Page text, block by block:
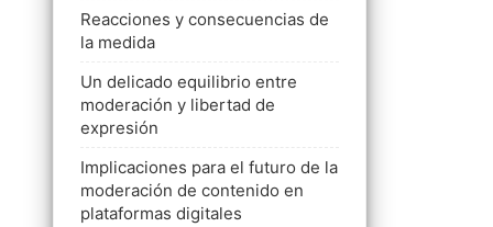
Reacciones y consecuencias de
la medida
Un delicado equilibrio entre
moderación y libertad de
expresión
Implicaciones para el futuro de la
moderación de contenido en
plataformas digitales